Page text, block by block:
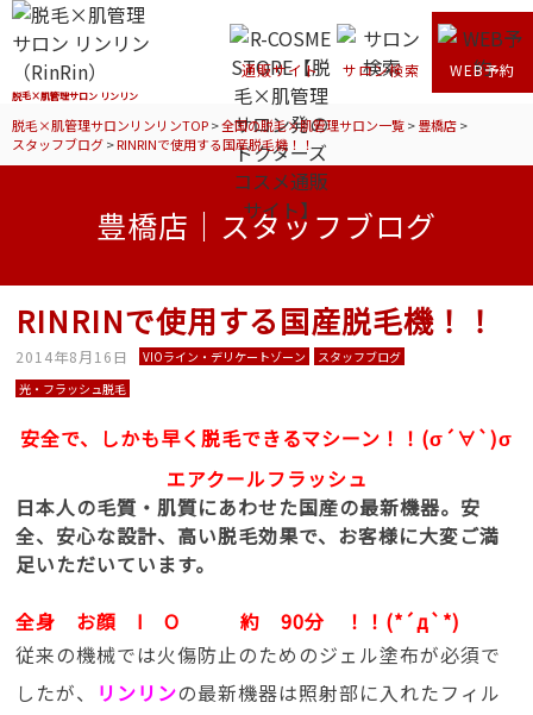
脱毛×肌管理サロン リンリン
通販サイト サロン検索 WEB予約
脱毛×肌管理サロンリンリンTOP>全国の脱毛×肌管理サロン一覧>豊橋店>
スタッフブログ>RINRINで使用する国産脱毛機！！
豊橋店｜スタッフブログ
RINRINで使用する国産脱毛機！！
2014年8月16日 VIOライン・デリケートゾーン
スタッフブログ
光・フラッシュ脱毛
安全で、しかも早く脱毛できるマシーン！！(σ´∀`)σ
エアクールフラッシュ
日本人の毛質・肌質にあわせた国産の最新機器。安
全、安心な設計、高い脱毛効果で、お客様に大変ご満
足いただいています。
全身 お顔 I O 約 90分 ！！(*´д`*)
従来の機械では火傷防止のためのジェル塗布が必須で
したが、 リンリンの最新機器は照射部に入れたフィル